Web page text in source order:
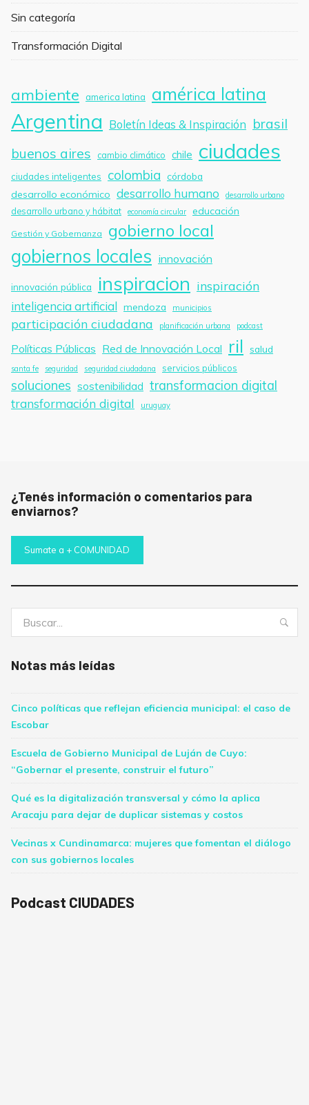
Sin categoría
Transformación Digital
ambiente america latina américa latina
Argentina Boletín Ideas & Inspiración brasil
buenos aires
cambio climático chile ciudades
ciudades inteligentes colombia córdoba
desarrollo económico desarrollo humano desarrollo urbano
desarrollo urbano y hábitat economía circular educación
Gestión y Gobernanza gobierno local
gobiernos locales innovación
innovación pública inspiracion inspiración
inteligencia artificial mendoza municipios
participación ciudadana planificación urbana podcast
Políticas Públicas Red de Innovación Local ril salud
santa fe seguridad seguridad ciudadana servicios públicos
soluciones sostenibilidad transformacion digital
transformación digital uruguay
¿Tenés información o comentarios para
enviarnos?
Sumate a + COMUNIDAD
Notas más leídas
Cinco políticas que reflejan eficiencia municipal: el caso de
Escobar
Escuela de Gobierno Municipal de Luján de Cuyo:
“Gobernar el presente, construir el futuro”
Qué es la digitalización transversal y cómo la aplica
Aracaju para dejar de duplicar sistemas y costos
Vecinas x Cundinamarca: mujeres que fomentan el diálogo
con sus gobiernos locales
Podcast CIUDADES